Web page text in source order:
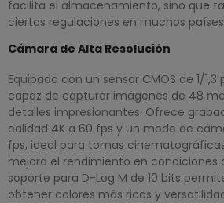
facilita el almacenamiento, sino que
ciertas regulaciones en muchos
Cámara de Alta Resolución
Equipado con un sensor CMOS de 1/1,3
capaz de capturar imágenes de 48
detalles impresionantes. Ofrece
calidad 4K a 60 fps y un modo de
fps, ideal para tomas
mejora el rendimiento en condiciones
soporte para D-Log M de 10 bits
obtener colores más ricos y